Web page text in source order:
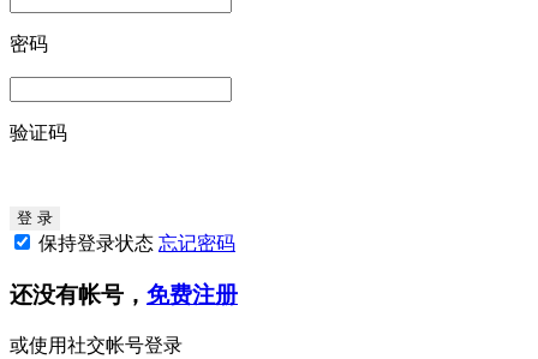
密码
验证码
保持登录状态 忘记密码
还没有帐号， 免费注册
或使用社交帐号登录